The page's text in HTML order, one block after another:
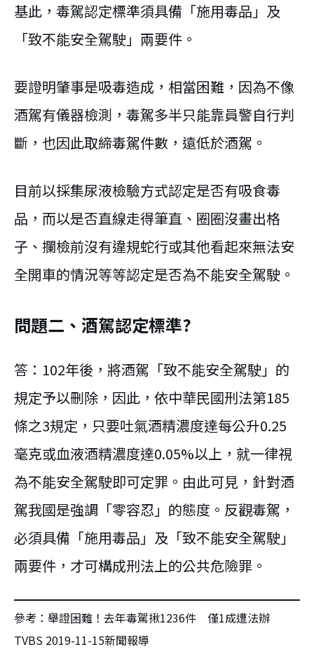
基此，毒駕認定標準須具備「施用毒品」及
「致不能安全駕駛」兩要件。
要證明肇事是吸毒造成，相當困難，因為不像
酒駕有儀器檢測，毒駕多半只能靠員警自行判
斷，也因此取締毒駕件數，遠低於酒駕。
目前以採集尿液檢驗方式認定是否有吸食毒
品，而以是否直線走得筆直、圈圈沒畫出格
子、攔檢前沒有違規蛇行或其他看起來無法安
全開車的情況等等認定是否為不能安全駕駛。
問題二、酒駕認定標準?
答：102年後，將酒駕「致不能安全駕駛」的
規定予以刪除，因此，依中華民國刑法第185
條之3規定，只要吐氣酒精濃度達每公升0.25
毫克或血液酒精濃度達0.05%以上，就一律視
為不能安全駕駛即可定罪。由此可見，針對酒
駕我國是強調「零容忍」的態度。反觀毒駕，
必須具備「施用毒品」及「致不能安全駕駛」
兩要件，才可構成刑法上的公共危險罪。
參考：舉證困難！去年毒駕揪1236件 僅1成遭法辦
TVBS 2019-11-15新聞報導